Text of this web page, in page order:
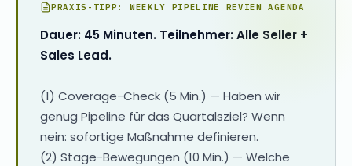
PRAXIS-TIPP: WEEKLY PIPELINE REVIEW AGENDA
Dauer: 45 Minuten. Teilnehmer: Alle Seller +
Sales Lead.
(1) Coverage-Check (5 Min.) — Haben wir
genug Pipeline für das Quartalsziel? Wenn
nein: sofortige Maßnahme definieren.
(2) Stage-Bewegungen (10 Min.) — Welche